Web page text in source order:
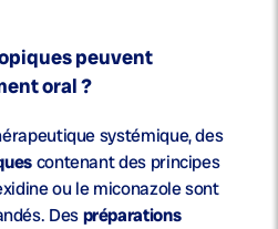
peuvent
oral ?
systémique, des
contenant des principes
ou le miconazole sont
Despréparations